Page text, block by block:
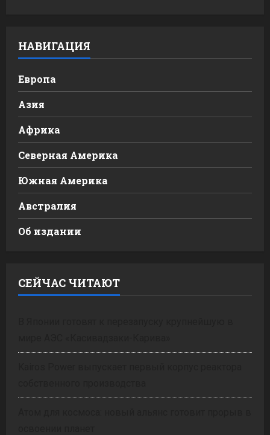
НАВИГАЦИЯ
Европа
Азия
Африка
Северная Америка
Южная Америка
Австралия
Об издании
СЕЙЧАС ЧИТАЮТ